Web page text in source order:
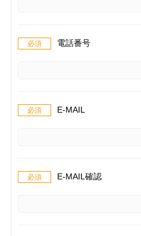
電話番号
E-MAIL
E-MAIL確認